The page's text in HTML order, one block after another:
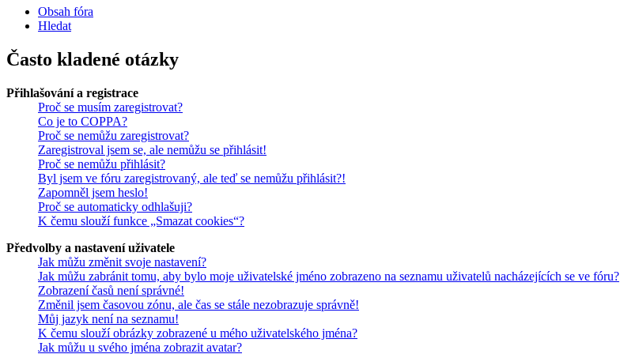
Obsah fóra
Hledat
Často kladené otázky
Přihlašování a registrace
Proč se musím zaregistrovat?
Co je to COPPA?
Proč se nemůžu zaregistrovat?
Zaregistroval jsem se, ale nemůžu se přihlásit!
Proč se nemůžu přihlásit?
Byl jsem ve fóru zaregistrovaný, ale teď se nemůžu přihlásit?!
Zapomněl jsem heslo!
Proč se automaticky odhlašuji?
K čemu slouží funkce „Smazat cookies“?
Předvolby a nastavení uživatele
Jak můžu změnit svoje nastavení?
Jak můžu zabránit tomu, aby bylo moje uživatelské jméno zobrazeno na seznamu uživatelů nacházejících se ve fóru?
Zobrazení časů není správné!
Změnil jsem časovou zónu, ale čas se stále nezobrazuje správně!
Můj jazyk není na seznamu!
K čemu slouží obrázky zobrazené u mého uživatelského jména?
Jak můžu u svého jména zobrazit avatar?